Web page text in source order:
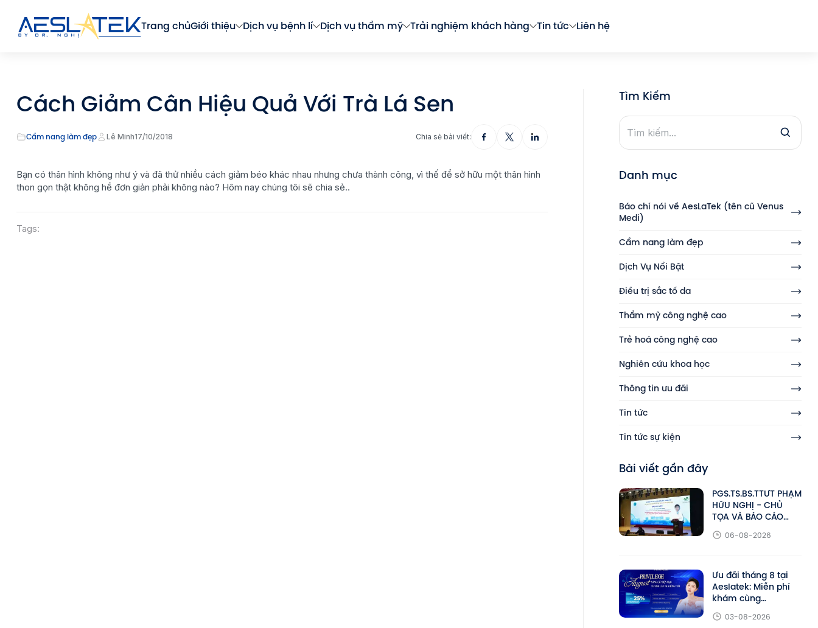
Trang chủGiới thiệu Dịch vụ bệnh lí Dịch vụ thẩm mỹ Trải nghiệm khách hàng Tin tức Liên hệ
Cách Giảm Cân Hiệu Quả Với Trà Lá Sen
Cẩm nang làm đẹp Lê Minh17/10/2018 Chia sẻ bài viết:
Bạn có thân hình không như ý và đã thử nhiều cách giảm béo khác nhau nhưng chưa thành công, vì thế để sở hữu một thân hình
thon gọn thật không hề đơn giản phải không nào? Hôm nay chúng tôi sẽ chia sẻ..
Tags:
Tìm Kiếm
Danh mục
Báo chí nói về AesLaTek (tên cũ Venus
Medi)
Cẩm nang làm đẹp
Dịch Vụ Nổi Bật
Điều trị sắc tố da
Thẩm mỹ công nghệ cao
Trẻ hoá công nghệ cao
Nghiên cứu khoa học
Thông tin ưu đãi
Tin tức
Tin tức sự kiện
Bài viết gần đây
PGS.TS.BS.TTƯT PHẠM
HỮU NGHỊ - CHỦ
TỌA VÀ BÁO CÁO
VIÊN TẠI HỘI NGHỊ
KHOA HỌC HALMeS
06-08-2026
Ưu đãi tháng 8 tại
Aeslatek: Miễn phí
khám cùng
PGS.TS.BS.TTƯT
Phạm Hữu Nghị,
03-08-2026